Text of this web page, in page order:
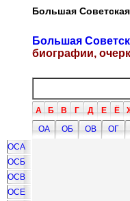
Большая
Большая
биографии,
А Б В Г Д Е Ё
ОА
ОБ ОВ ОГ
ОСА
ОСБ
ОСВ
ОСЕ